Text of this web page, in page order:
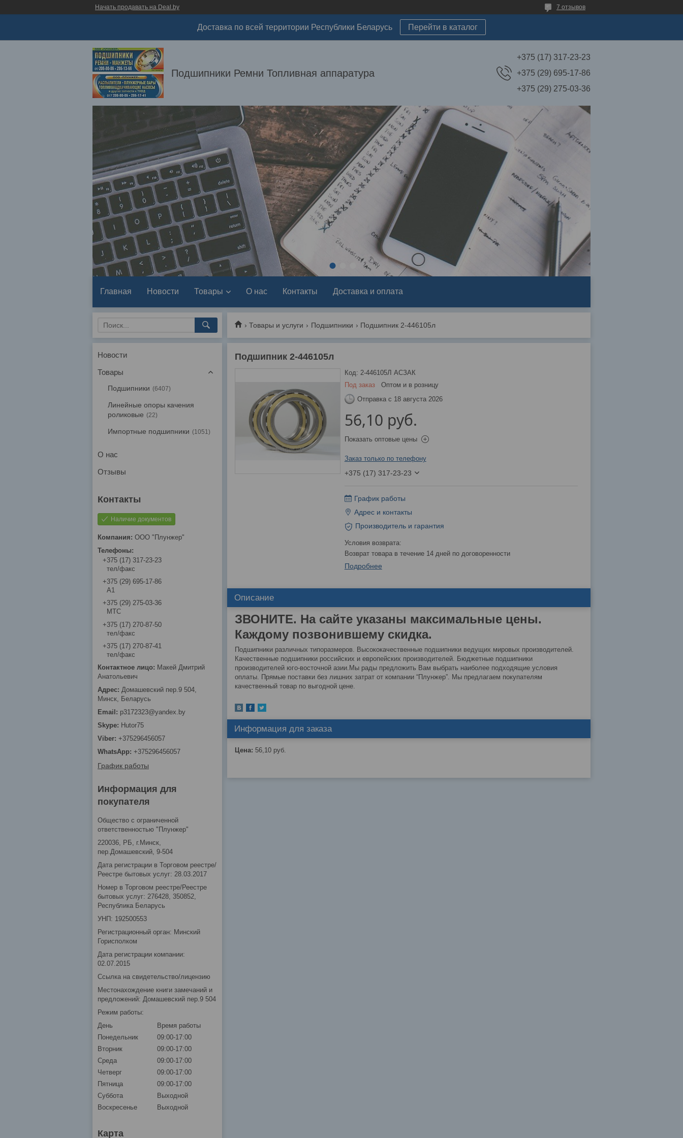
Начать продавать на Deal.by 7 отзывов
Доставка по всей территории Республики Беларусь Перейти в каталог
Подшипники Ремни Топливная аппаратура
+375 (17) 317-23-23
+375 (29) 695-17-86
+375 (29) 275-03-36
Главная Новости Товары О нас Контакты Доставка и оплата
Товары и услуги Подшипники Подшипник 2-446105л
Подшипник 2-446105л
Под заказ Оптом и в розницу
Код: 2-446105Л АСЗАК
Отправка с 18 августа 2026
56,10 руб.
Показать оптовые цены
Заказ только по телефону
+375 (17) 317-23-23
График работы
Адрес и контакты
Производитель и гарантия
возврат товара в течение 14 дней по договоренности
Подробнее
Описание
ЗВОНИТЕ. На сайте указаны максимальные цены.
Каждому позвонившему скидка.
Подшипники различных типоразмеров. Высококачественные подшипники ведущих мировых производителей.
Качественные подшипники российских и европейских производителей. Бюджетные подшипники
производителей юго-восточной азии.Мы рады предложить Вам выбрать наиболее подходящие условия
оплаты. Прямые поставки без лишних затрат от компании “Плунжер”. Мы предлагаем покупателям
качественный товар по выгодной цене.
Информация для заказа
Цена: 56,10 руб.
Новости
Товары
Подшипники 6407
Линейные опоры качения
роликовые
22
Импортные подшипники 1051
О нас
Отзывы
Наличие документов
ООО "Плунжер"
+375 (17) 317-23-23
тел/факс
+375 (29) 695-17-86
A1
+375 (29) 275-03-36
МТС
+375 (17) 270-87-50
тел/факс
+375 (17) 270-87-41
тел/факс
Макей Дмитрий
Анатольевич
Домашевский пер.9 504,
Минск, Беларусь
p3172323@yandex.by
Hutor75
+375296456057
+375296456057
График работы
Информация для
покупателя
Общество с ограниченной
ответственностью "Плунжер"
220036, РБ, г.Минск,
пер.Домашевский, 9-504
Дата регистрации в Торговом реестре/
Реестре бытовых услуг: 28.03.2017
Номер в Торговом реестре/Реестре
бытовых услуг: 276428, 350852,
Республика Беларусь
УНП: 192500553
Регистрационный орган: Минский
Горисполком
Дата регистрации компании:
02.07.2015
Ссылка на свидетельство/лицензию
Местонахождение книги замечаний и
предложений: Домашевский пер.9 504
Режим работы:
День
Время работы
Понедельник
09:00-17:00
Вторник
09:00-17:00
Среда
09:00-17:00
Четверг
09:00-17:00
Пятница
09:00-17:00
Суббота
Выходной
Воскресенье
Выходной
Карта